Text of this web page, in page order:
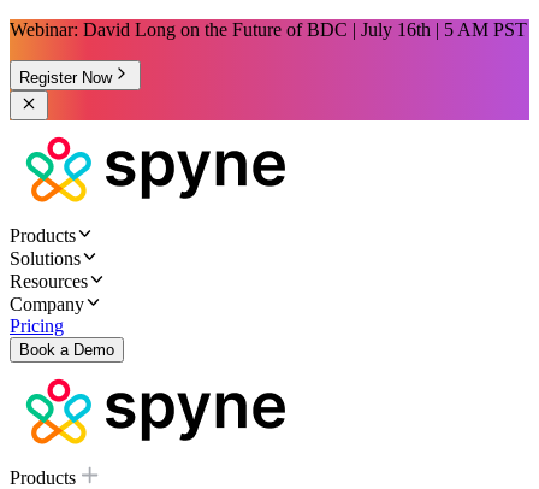
Webinar: David Long on the Future of BDC | July 16th | 5 AM PST
Register Now
Products
Solutions
Resources
Company
Pricing
Book a Demo
Products